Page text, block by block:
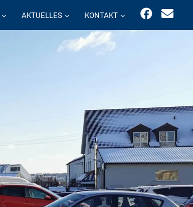
AKTUELLES KONTAKT